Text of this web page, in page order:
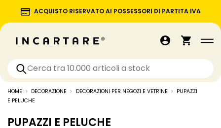
ACQUISTO RISERVATO AI POSSESSORI DI PARTITA IVA
HOME DECORAZIONE DECORAZIONI PER NEGOZI E VETRINE
PUPAZZI
E PELUCHE
PUPAZZI E PELUCHE